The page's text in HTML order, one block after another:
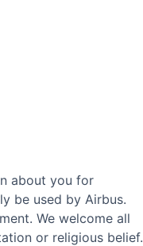
about you for
be used by Airbus.
We welcome all
or religious belief.